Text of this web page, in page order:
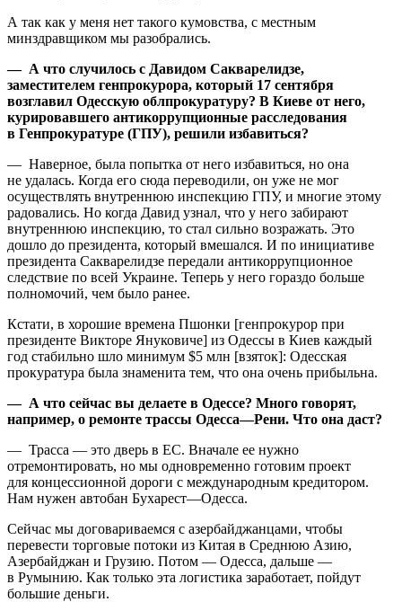
А так как у меня нет такого кумовства, с местным
минздравщиком мы разобрались.
— А что случилось с Давидом Сакварелидзе,
заместителем генпрокурора, который 17 сентября
возглавил Одесскую облпрокуратуру? В Киеве от него,
курировавшего антикоррупционные расследования
в Генпрокуратуре (ГПУ), решили избавиться?
— Наверное, была попытка от него избавиться, но она
не удалась. Когда его сюда переводили, он уже не мог
осуществлять внутреннюю инспекцию ГПУ, и многие этому
радовались. Но когда Давид узнал, что у него забирают
внутреннюю инспекцию, то стал сильно возражать. Это
дошло до президента, который вмешался. И по инициативе
президента Сакварелидзе передали антикоррупционное
следствие по всей Украине. Теперь у него гораздо больше
полномочий, чем было ранее.
Кстати, в хорошие времена Пшонки [генпрокурор при
президенте Викторе Януковиче] из Одессы в Киев каждый
год стабильно шло минимум $5 млн [взяток]: Одесская
прокуратура была знаменита тем, что она очень прибыльна.
— А что сейчас вы делаете в Одессе? Много говорят,
например, о ремонте трассы Одесса—Рени. Что она даст?
— Трасса — это дверь в ЕС. Вначале ее нужно
отремонтировать, но мы одновременно готовим проект
для концессионной дороги с международным кредитором.
Нам нужен автобан Бухарест—Одесса.
Сейчас мы договариваемся с азербайджанцами, чтобы
перевести торговые потоки из Китая в Среднюю Азию,
Азербайджан и Грузию. Потом — Одесса, дальше —
в Румынию. Как только эта логистика заработает, пойдут
большие деньги.